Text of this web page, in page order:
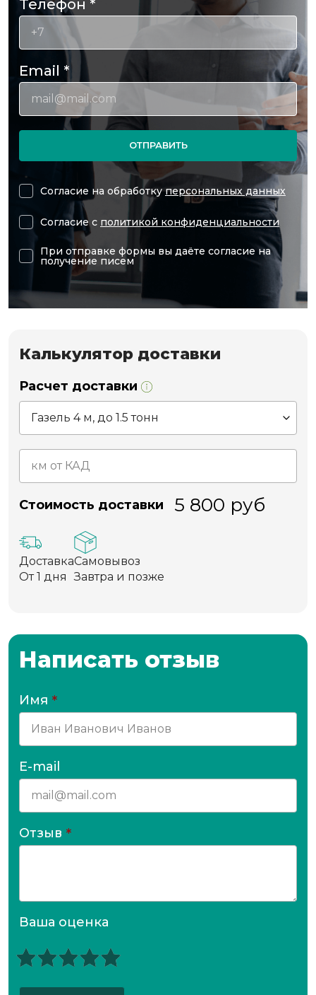
Телефон *
Email *
ОТПРАВИТЬ
Согласие на обработкуперсональных данных
Согласие с политикой конфиденциальности
При отправке формы вы даёте согласие на
получение писем
Калькулятор доставки
Расчет доставки
Стоимость доставки 5 800 руб
Доставка
От 1 дня
Самовывоз
Завтра и позже
Написать отзыв
Имя *
E-mail
Отзыв *
Ваша оценка